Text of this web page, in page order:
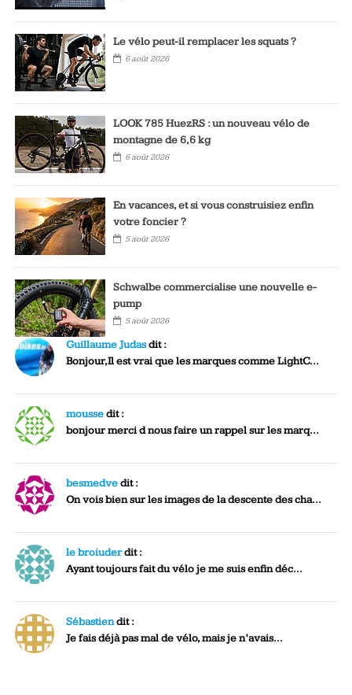
Le vélo peut-il remplacer les squats ?
6 août 2026
LOOK 785 HuezRS : un nouveau vélo de
montagne de 6,6 kg
6 août 2026
En vacances, et si vous construisiez enfin
votre foncier ?
5 août 2026
Schwalbe commercialise une nouvelle e-
pump
5 août 2026
Guillaume Judasdit :
Bonjour,Il est vrai que les marques comme LightC...
moussedit :
bonjour merci d nous faire un rappel sur les marq...
besmedvedit :
On vois bien sur les images de la descente des cha...
le broiuderdit :
Ayant toujours fait du vélo je me suis enfin déc...
Sébastiendit :
Je fais déjà pas mal de vélo, mais je n’avais...